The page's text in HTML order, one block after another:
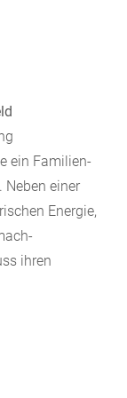
ein Familien-
einer
Energie,
ihren